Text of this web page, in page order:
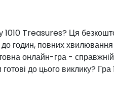
1010 Treasures? Ця
годин, повних
онлайн-гра -
до цього виклику? Гра